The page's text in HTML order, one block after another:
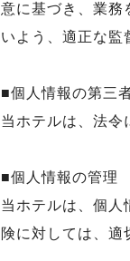
意に基づき、業務
いよう、適正な監
■個人情報の第三
当ホテルは、法令
■個人情報の管理
当ホテルは、個人
険に対しては、適